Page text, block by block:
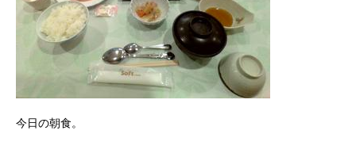
今日の朝食。